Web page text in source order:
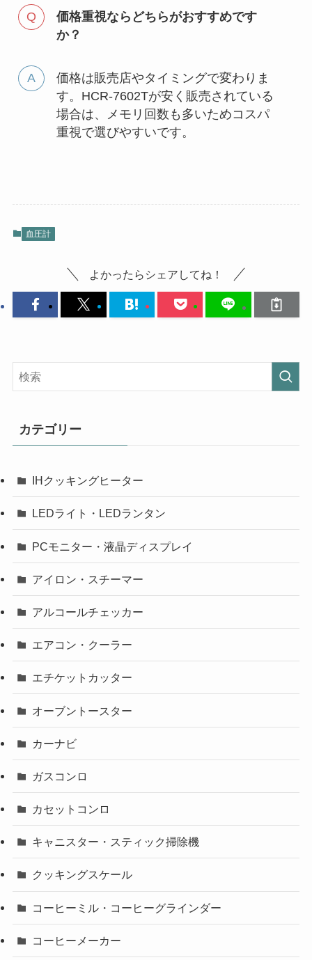
価格重視ならどちらがおすすめです
か？
価格は販売店やタイミングで変わりま
す。HCR-7602Tが安く販売されている
場合は、メモリ回数も多いためコスパ
重視で選びやすいです。
血圧計
よかったらシェアしてね！
カテゴリー
IHクッキングヒーター
LEDライト・LEDランタン
PCモニター・液晶ディスプレイ
アイロン・スチーマー
アルコールチェッカー
エアコン・クーラー
エチケットカッター
オーブントースター
カーナビ
ガスコンロ
カセットコンロ
キャニスター・スティック掃除機
クッキングスケール
コーヒーミル・コーヒーグラインダー
コーヒーメーカー